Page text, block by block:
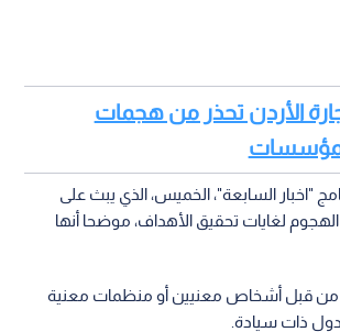
الأردن تحذر من هجمات
"اخبار السابعة"، الخميس، الذي يبث على
لغايات تحقيق الأهداف، موضحا أنها
من قبل أشخاص معنيين أو منظمات معنية
ذات سيادة.